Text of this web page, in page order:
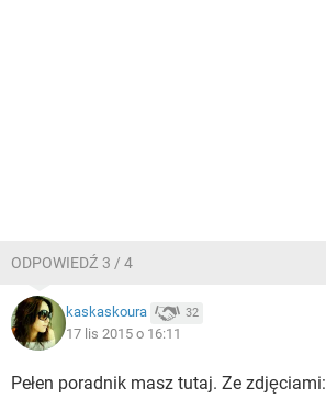
ODPOWIEDŹ 3 / 4
kaskaskoura 32
17 lis 2015 o 16:11
Pełen poradnik masz tutaj. Ze zdjęciami: